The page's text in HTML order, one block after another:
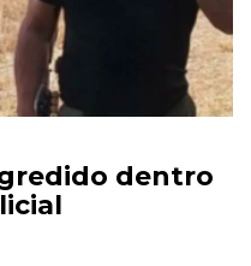
dentro